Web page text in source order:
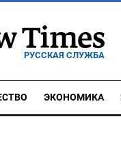
РУССКАЯ СЛУЖБА
ЭКОНОМИКА